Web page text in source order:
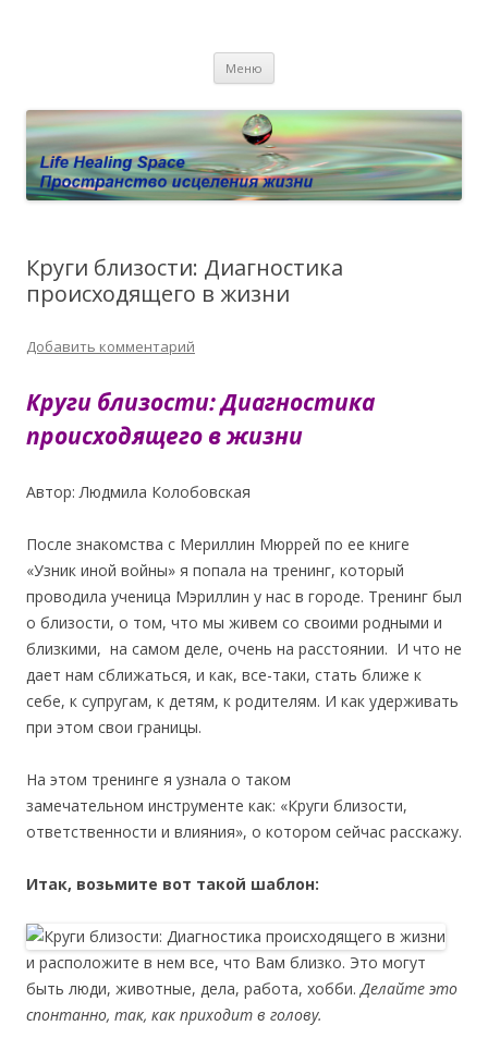
Личный сайт Елены Барымовой
исцелении воспоминанием и ренкарнационике. Услуги.
Меню
Круги близости: Диагностика
происходящего в жизни
Добавить комментарий
Круги близости: Диагностика
происходящего в жизни
Автор: Людмила Колобовская
После знакомства с Мериллин Мюррей по ее книге
«Узник иной войны» я попала на тренинг, который
проводила ученица Мэриллин у нас в городе. Тренинг был
о близости, о том, что мы живем со своими родными и
близкими, на самом деле, очень на расстоянии. И что не
дает нам сближаться, и как, все-таки, стать ближе к
себе, к супругам, к детям, к родителям. И как удерживать
при этом свои границы.
На этом тренинге я узнала о таком
замечательном инструменте как: «Круги близости,
ответственности и влияния», о котором сейчас расскажу.
Итак, возьмите вот такой шаблон:
и расположите в нем все, что Вам близко. Это могут
быть люди, животные, дела, работа, хобби.Делайте это
спонтанно, так, как приходит в голову.